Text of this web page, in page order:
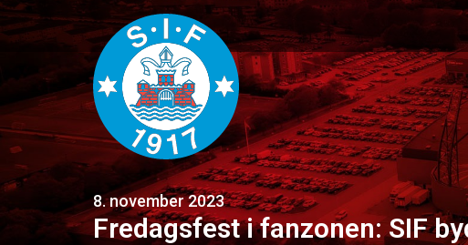
8. november 2023
Fredagsfest i fanzonen: SIF